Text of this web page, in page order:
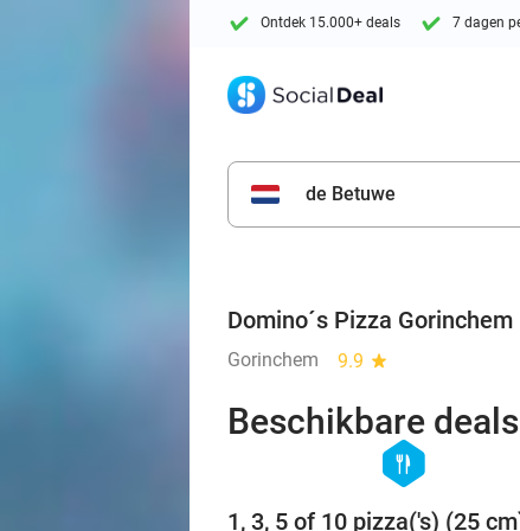
Ontdek 15.000+ deals 7 dagen
de Betuwe
Domino´s Pizza
Gorinchem 9.9 star
Beschikbare deals
hexagon
food
1, 3, 5 of 10 pizza('s) (25